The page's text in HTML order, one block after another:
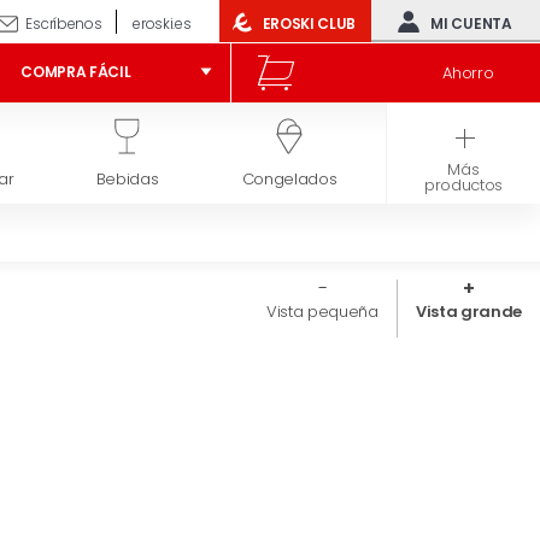
Escríbenos eroski.es EROSKI CLUB MI CUENTA
COMPRA FÁCIL Ahorro
Bebidas Congelados Higiene y belleza
Más
productos
Vista pequeña Vista grande